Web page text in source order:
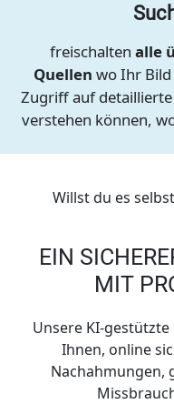
freischalten alle
Quellen wo Ihr
Zugriff auf
verstehen können,
Willst du es
EIN
MIT
Unsere KI-
Ihnen, online
Nachahmungen,